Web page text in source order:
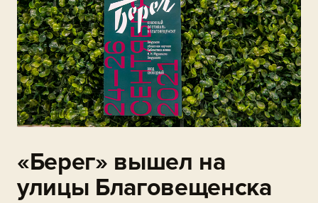
«Берег» вышел на
улицы Благовещенска